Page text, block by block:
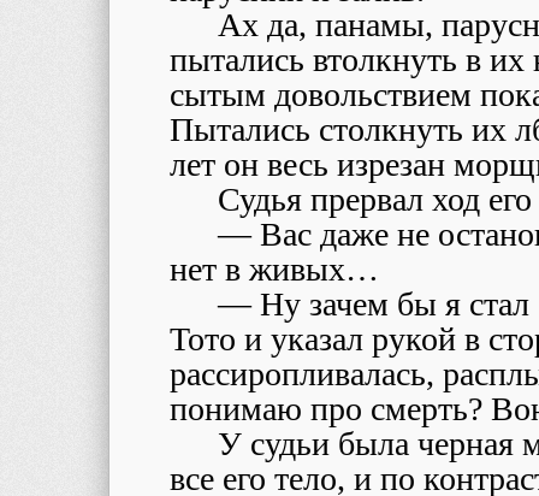
Ах да, панамы,
пытались втолкнуть в
сытым довольствием
Пытались столкнуть их
лет он весь изрезан
Судья прервал ход
— Вас даже не
нет в живых…
— Ну зачем бы я стал
Тото и указал рукой в
рассиропливалась,
понимаю про смерть?
У судьи была черная
все его тело, и по